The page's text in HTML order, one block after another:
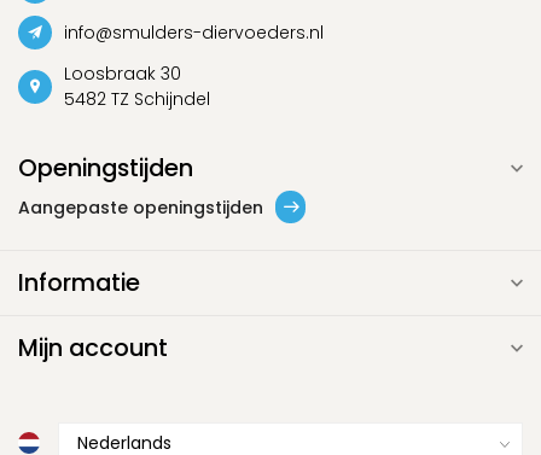
info@smulders-diervoeders.nl
Loosbraak 30
5482 TZ Schijndel
Openingstijden
Aangepaste openingstijden
Informatie
Mijn account